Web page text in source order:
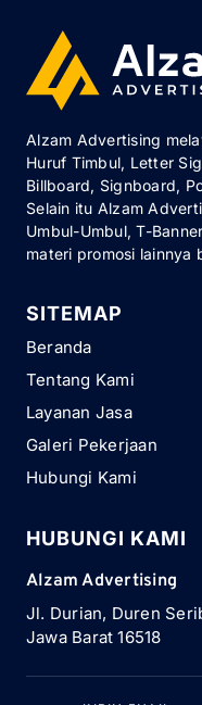
Alzam Advertising
Huruf Timbul, Letter
Billboard, Signboard,
Selain itu Alzam
Umbul-Umbul, T-
materi promosi lainnya
SITEMAP
Beranda
Tentang Kami
Layanan Jasa
Galeri Pekerjaan
Hubungi Kami
HUBUNGI KAMI
Alzam Advertising
Jl. Durian, Duren
Jawa Barat 16518